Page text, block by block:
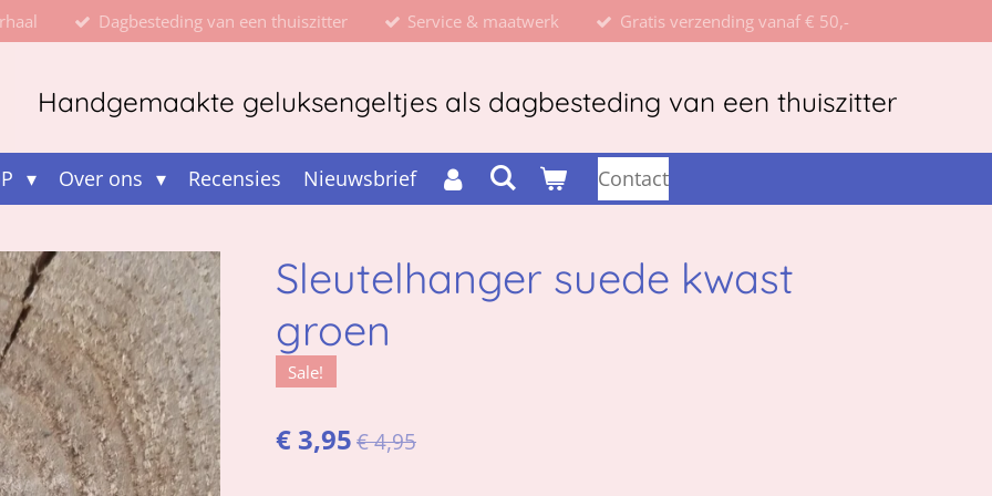
Dagbesteding van een thuiszitter Service & maatwerk Gratis verzending vanaf € 50,-
Handgemaakte geluksengeltjes als dagbesteding van een thuiszitter
Over ons Recensies Nieuwsbrief Contact
Sleutelhanger suede kwast
groen
Sale!
€ 3,95€ 4,95